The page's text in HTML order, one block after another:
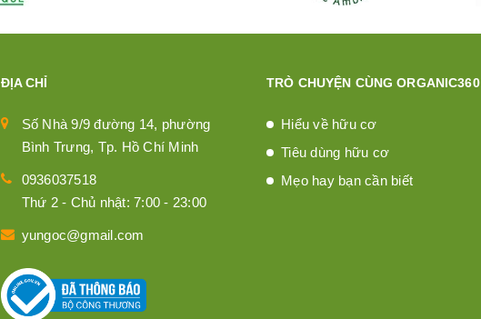
ĐỊA CHỈ
Số Nhà 9/9 đường 14, phường
Bình Trưng, Tp. Hồ Chí Minh
0936037518
Thứ 2 - Chủ nhật: 7:00 - 23:00
yungoc@gmail.com
TRÒ CHUYỆN CÙNG ORGANIC360
Hiểu về hữu cơ
Tiêu dùng hữu cơ
Mẹo hay bạn cần biết